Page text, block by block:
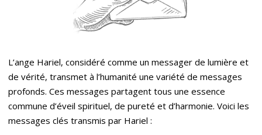
L’ange Hariel, considéré comme un messager de lumière et
de vérité, transmet à l’humanité une variété de messages
profonds. Ces messages partagent tous une essence
commune d’éveil spirituel, de pureté et d’harmonie. Voici les
messages clés transmis par Hariel :